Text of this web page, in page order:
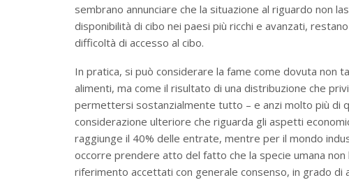
sembrano annunciare che la situazione al riguardo non
disponibilità di cibo nei paesi più ricchi e avanzati,
difficoltà di accesso al cibo.
In pratica, si può considerare la fame come dovuta non
alimenti, ma come il risultato di una distribuzione che
permettersi sostanzialmente tutto – e anzi molto più di
considerazione ulteriore che riguarda gli aspetti
raggiunge il 40% delle entrate, mentre per il mondo
occorre prendere atto del fatto che la specie umana non
riferimento accettati con generale consenso, in grado di